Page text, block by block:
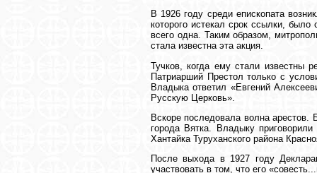
В 1926 году среди епископата
которого истекал срок ссылки, было
всего одна. Таким образом,
стала известна эта акция.
Тучков, когда ему стали известны
Патриарший Престол только с
Владыка ответил «Евгений
Русскую Церковь».
Вскоре последовала волна
города Вятка. Владыку
Хантайка Туруханского района
После выхода в 1927 году
участвовать в том, что его